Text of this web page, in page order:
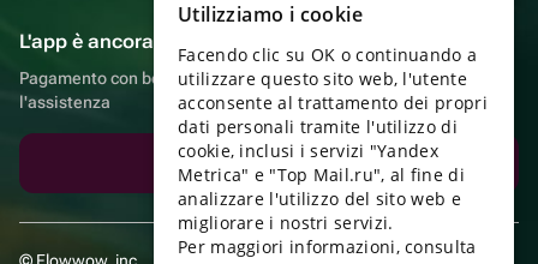
L'app è ancora più comoda!
Pagamento con bonus, autoconsegna, comoda chat con
l'assistenza
Scarica l'app
© Flowwow, inc
ENGLISH
UKRAINIAN
PORTUGUESE
SPANISH
Utilizziamo i cookie
Facendo clic su OK o continuando a
utilizzare questo sito web, l'utente
acconsente al trattamento dei propri
dati personali tramite l'utilizzo di
cookie, inclusi i servizi "Yandex
Metrica" e "Top Mail.ru", al fine di
analizzare l'utilizzo del sito web e
migliorare i nostri servizi.
Per maggiori informazioni, consulta